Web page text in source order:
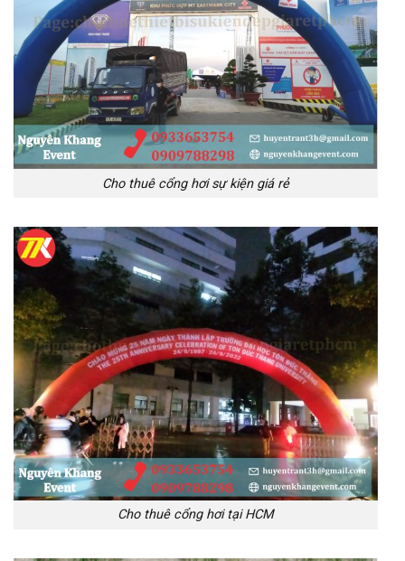
Cho thuê cổng hơi sự kiện giá rẻ
Cho thuê cổng hơi tại HCM